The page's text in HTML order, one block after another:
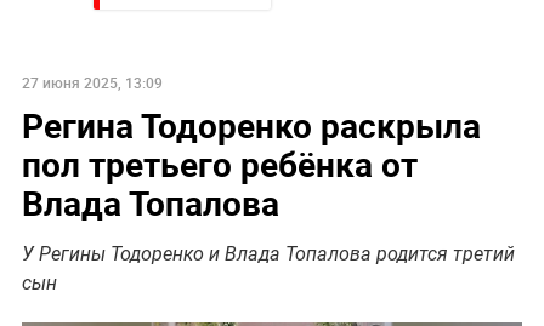
27 июня 2025, 13:09
Регина Тодоренко раскрыла
пол третьего ребёнка от
Влада Топалова
У Регины Тодоренко и Влада Топалова родится третий
сын